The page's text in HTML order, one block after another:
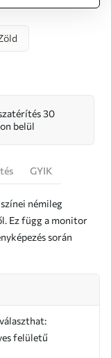
30
belül
GYIK
némileg
Ez függ a monitor
során
felületű